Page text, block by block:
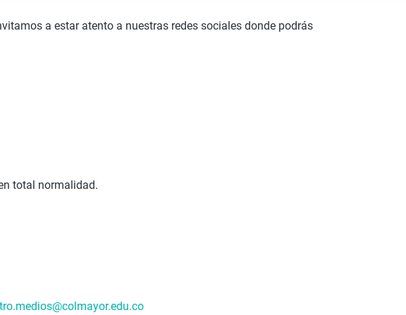
a estar atento a nuestras redes sociales donde podrás
total normalidad.